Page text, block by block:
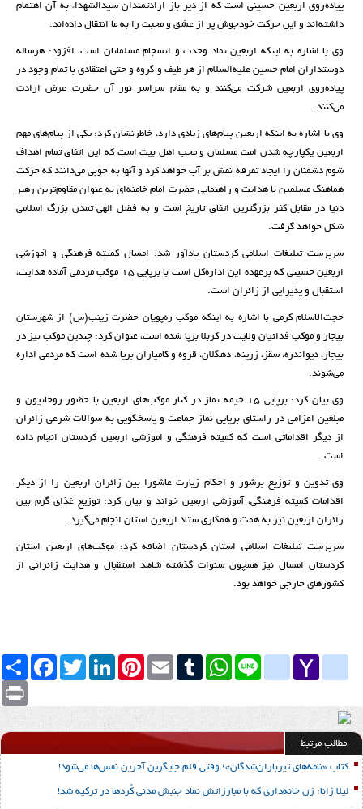
پیاده‌روی اربعین حسینی است که از دیر باز ارادتمندان سیدالشهداء به آن اهتمام
داشته‌اند و این حرکت خودجوش پر از عشق و محبت را به ما انتقال داده‌اند.
وی با اشاره به اینکه اربعین نماد وحدت و انسجام مسلمانان است، افزود: هرساله
دوستداران امام حسین علیه‌السلام از هر طیف و گروه و حتی اعتقادی با تمام وجود در
پیاده‌روی اربعین شرکت می‌کنند و به مقام سراسر نور آن حضرت عرض ارادت
می‌کنند.
وی با اشاره به اینکه اربعین پیام‌های زیادی دارد، خاطرنشان کرد: یکی از پیام‌های مهم
اربعین یکپارچه شدن امت مسلمان و محب اهل بیت است که این اتفاق تمام اهداف
شوم دشمنان را ایجاد تفرقه نقش بر آب خواهد کرد و آنها به خوبی می‌دانند که حرکت
هماهنگ مسلمین با هدایت و راهنمایی حضرت امام خامنه‌ای به عنوان مقاوم‌ترین رهبر
دنیا در مقابل کفر بزرگترین اتفاق تاریخ است و به فضل الهی تمدن بزرگ اسلامی
شکل خواهد گرفت.
سرپرست تبلیغات اسلامی کردستان یادآور شد: امسال کمیته فرهنگی و آموزشی
اربعین حسینی که برعهده این اداره‌کل است با برپایی 15 موکب مردمی آماده هدایت،
استقبال و پذیرایی از زائران است.
حجت‌الاسلام کرمی با اشاره به اینکه موکب ره‌پویان حضرت زینب(س) از شهرستان
بیجار و موکب فدائیان ولایت در کربلا برپا شده است، عنوان کرد: چندین موکب نیز در
بیجار، دیواندره، سقز، زرینه، دهگلان، قروه و کامیاران برپا شده است که مردمی اداره
می‌شوند.
وی بیان کرد: برپایی 15 خیمه نماز در کنار موکب‌های اربعین با حضور روحانیون و
مبلغین اعزامی در راستای برپایی نماز جماعت و پاسخگویی به سوالات شرعی زائران
از دیگر اقداماتی است که کمیته فرهنگی و اموزشی اربعین کردستان انجام داده
است.
وی تدوین و توزیع برشور و احکام زیارت عاشورا بین زائران اربعین را از دیگر
اقدامات کمیته فرهنگی، آموزشی اربعین خواند و بیان کرد: توزیع غذای گرم بین
زائران اربعین نیز به همت و همکاری ستاد اربعین استان انجام می‌گیرد.
سرپرست تبلیغات اسلامی استان کردستان اضافه کرد: موکب‌های اربعین استان
کردستان امسال نیز همچون سنوات گذشته شاهد استقبال و هدایت زائرانی از
کشورهای خارجی خواهد بود.
Facebook TwitterLinkedInPinterest Email TumblrWhatsApp Line
google_bookmarks
Yahoo
yahoo_messenger
Print
مطالب مرتبط
کتاب «نامه‌های تیرباران‌شدگان»؛ وقتی قلم جایگزین آخرین نفس‌ها می‌شود!
لیلا زانا؛ زن خانه‌داری که با مبارزاتش نماد جنبش مدنی کُردها در ترکیه شد!